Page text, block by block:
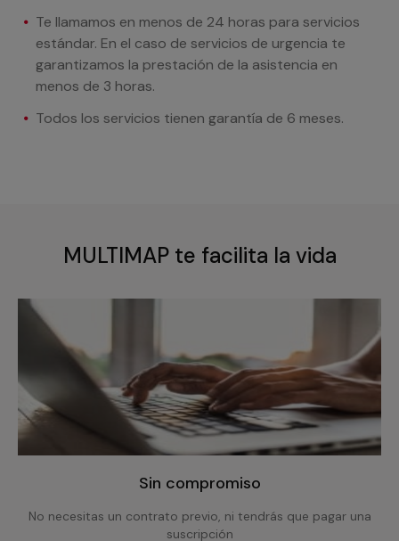
Te llamamos en menos de 24 horas para servicios
estándar. En el caso de servicios de urgencia te
garantizamos la prestación de la asistencia en
menos de 3 horas.
Todos los servicios tienen garantía de 6 meses.
MULTIMAP te facilita la vida
Sin compromiso
No necesitas un contrato previo, ni tendrás que pagar una
suscripción